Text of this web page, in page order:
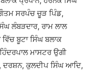
ਸਰਪੰਚ ਚੂੜ ਪਿੰਡ,
ਲੰਬੜਦਾਰ, ਰਾਮ ਲਾਲ
ਬੂਟਾ ਸਿੰਘ ਬਲਾਕ
ਮਾਸਟਰ ਉਗੀ
ਦਰਸ਼ਨ, ਕੁਲਦੀਪ ਸਿੰਘ ਆਦਿ,